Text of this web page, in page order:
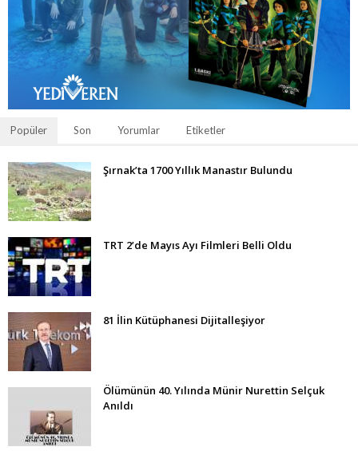
Popüler Son Yorumlar Etiketler
Şırnak’ta 1700 Yıllık Manastır Bulundu
TRT 2’de Mayıs Ayı Filmleri Belli Oldu
81 İlin Kütüphanesi Dijitalleşiyor
Ölümünün 40. Yılında Münir Nurettin Selçuk
Anıldı